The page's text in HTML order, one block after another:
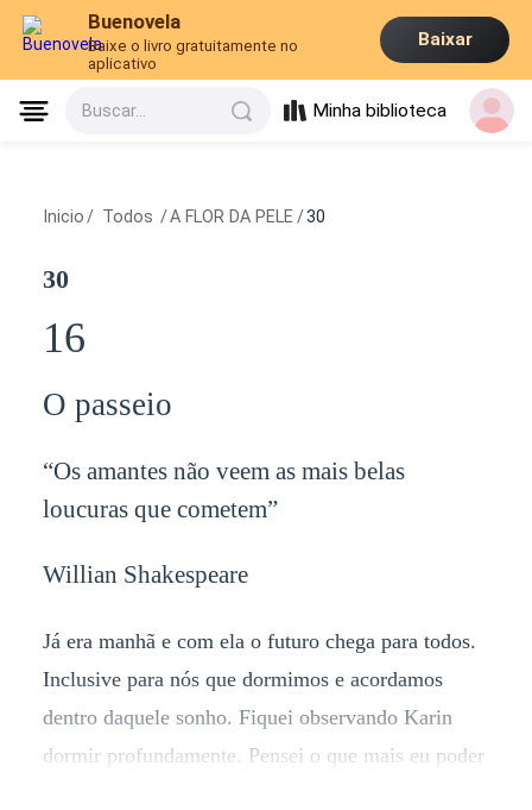
Buenovela
Baixe o livro gratuitamente no
aplicativo
Baixar
Buscar... Minha biblioteca
Inicio / Todos /A FLOR DA PELE /30
30
16
O passeio
“Os amantes não veem as mais belas
loucuras que cometem”
Willian Shakespeare
Já era manhã e com ela o futuro chega para todos.
Inclusive para nós que dormimos e acordamos
dentro daquele sonho. Fiquei observando Karin
dormir profundamente. Pensei o que mais eu poder